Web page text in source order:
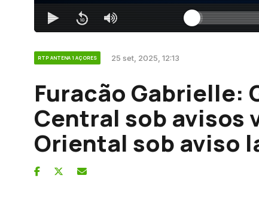
RTP ANTENA 1 AÇORES 25 set, 2025, 12:13
Furacão Gabrielle:
Central sob avisos
Oriental sob aviso